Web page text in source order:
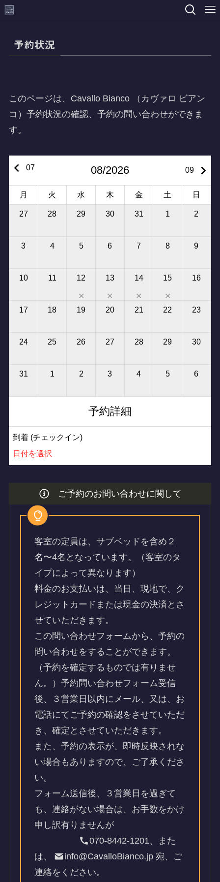
予約状況
このページは、Cavallo Bianco （カヴァロ ビアン
コ）予約状況の確認、予約の問い合わせができま
す。
keyboard_arrow_left 07 08/2026 09 keyboard_arrow_right
月 火 水 木 金 土 日
27 28 29 30 31 1 2
3 4 5 6 7 8 9
10 11 12
✕
13
✕
14
✕
15
✕
16
17 18 19 20 21 22 23
24 25 26 27 28 29 30
31 1 2 3 4 5 6
予約詳細
到着 (チェックイン)
日付を選択
ご予約のお問い合わせに関して
客室の定員は、サブベッドを含め２
名〜4名となっています。（客室のタ
イプによって異なります）
料金のお支払いは、当日、現地で、ク
レジットカードまたは現金の決済とさ
せていただきます。
この問い合わせフォームから、予約の
問い合わせをすることができます。
（予約を確定するものでは有りませ
ん。）予約問い合わせフォーム受信
後、３営業日以内にメール、又は、お
電話にてご予約の確認をさせていただ
き、確定とさせていただきます。
また、予約の表示が、即時反映されな
い場合もありますので、ご了承くださ
い。
フォーム送信後、３営業日を過ぎて
も、連絡がない場合は、お手数をかけ
申し訳有りませんが
070-8442-1201、また
は、
info@CavalloBianco.jp 宛、ご
連絡をください。